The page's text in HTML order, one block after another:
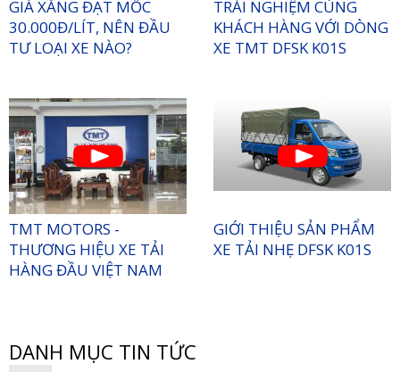
GIÁ XĂNG ĐẠT MỐC
30.000Đ/LÍT, NÊN ĐẦU
TƯ LOẠI XE NÀO?
TRẢI NGHIỆM CÙNG
KHÁCH HÀNG VỚI DÒNG
XE TMT DFSK K01S
TMT MOTORS -
THƯƠNG HIỆU XE TẢI
HÀNG ĐẦU VIỆT NAM
GIỚI THIỆU SẢN PHẨM
XE TẢI NHẸ DFSK K01S
DANH MỤC TIN TỨC